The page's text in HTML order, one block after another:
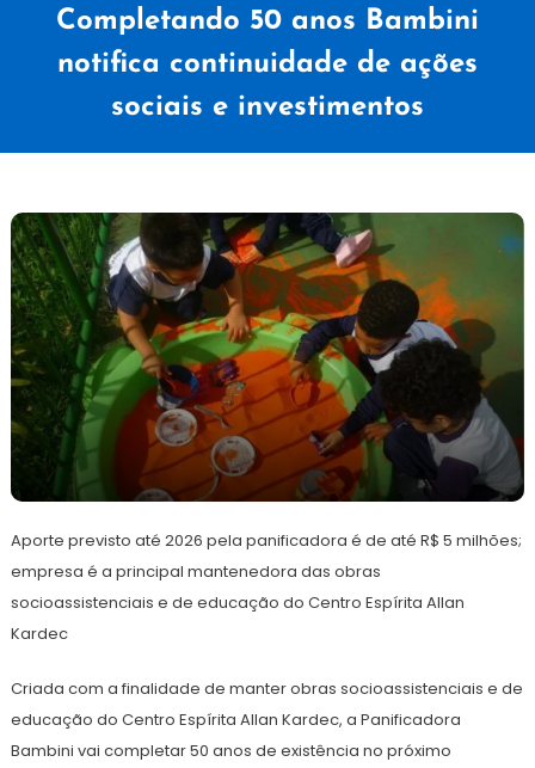
Completando 50 anos Bambini
notifica continuidade de ações
sociais e investimentos
junho
de
Redação
Aporte previsto até 2026 pela panificadora é de até R$ 5 milhões;
empresa é a principal mantenedora das obras
socioassistenciais e de educação do Centro Espírita Allan
Kardec
Criada com a finalidade de manter obras socioassistenciais e de
educação do Centro Espírita Allan Kardec, a Panificadora
Bambini vai completar 50 anos de existência no próximo